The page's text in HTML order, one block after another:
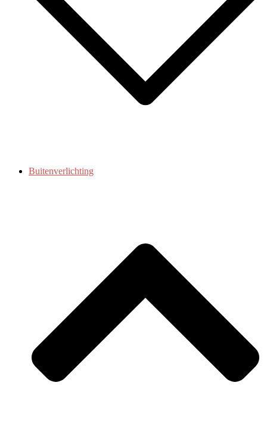
Buitenverlichting